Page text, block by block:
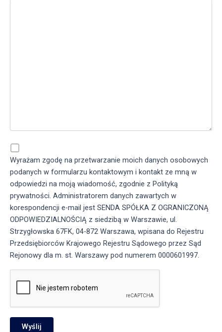
Wyrażam zgodę na przetwarzanie moich danych osobowych
podanych w formularzu kontaktowym i kontakt ze mną w
odpowiedzi na moją wiadomość, zgodnie z Polityką
prywatności. Administratorem danych zawartych w
korespondencji e-mail jest SENDA SPÓŁKA Z OGRANICZONĄ
ODPOWIEDZIALNOŚCIĄ z siedzibą w Warszawie, ul.
Strzygłowska 67FK, 04-872 Warszawa, wpisana do Rejestru
Przedsiębiorców Krajowego Rejestru Sądowego przez Sąd
Rejonowy dla m. st. Warszawy pod numerem 0000601997.